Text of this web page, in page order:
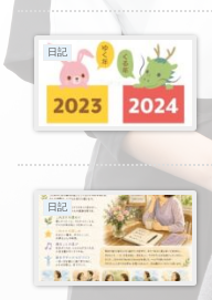
日記
日記